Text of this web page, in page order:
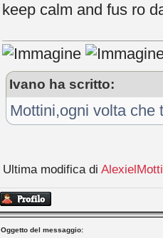
keep calm and fus ro
Ivano ha scritto:
Mottini,ogni volta che
Ultima modifica di
Oggetto del messaggio: